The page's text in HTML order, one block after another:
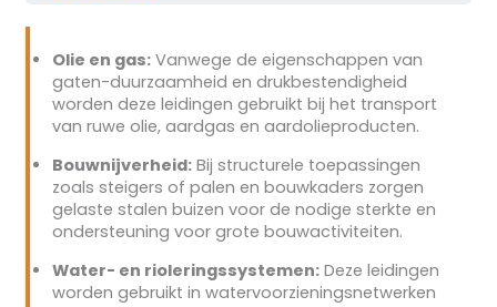
Olie en gas:Vanwege de eigenschappen van
gaten-duurzaamheid en drukbestendigheid
worden deze leidingen gebruikt bij het transport
van ruwe olie, aardgas en aardolieproducten.
Bouwnijverheid:Bij structurele toepassingen
zoals steigers of palen en bouwkaders zorgen
gelaste stalen buizen voor de nodige sterkte en
ondersteuning voor grote bouwactiviteiten.
Water- en rioleringssystemen:Deze leidingen
worden gebruikt in watervoorzieningsnetwerken